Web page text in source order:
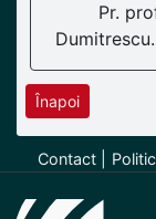
Pr.
Înapoi
Contact